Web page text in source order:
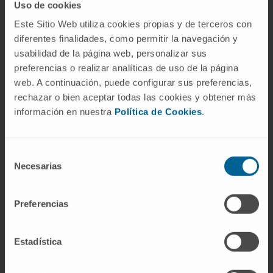
Uso de cookies
Este Sitio Web utiliza cookies propias y de terceros con
diferentes finalidades, como permitir la navegación y
usabilidad de la página web, personalizar sus
preferencias o realizar analíticas de uso de la página
web. A continuación, puede configurar sus preferencias,
rechazar o bien aceptar todas las cookies y obtener más
información en nuestra Política de Cookies.
Necesarias
Preferencias
Estadística
aspártico» designa la forma protonada
(HOOC-) y «aspartato» la forma disociada (-
OOC⁻). En las sales y en los sistemas
biológicos predomina la forma ionizada.
Asparagina (Asn).Es el amido del ácido
aspártico: la cadena lateral de la asparagina
grupo carboxilo (-COOH) del aspartato. Se
desamidación enzimática. La asparagina fue,
primero (1806), y el ácido aspártico el
Ácido glutámico y glutamato.